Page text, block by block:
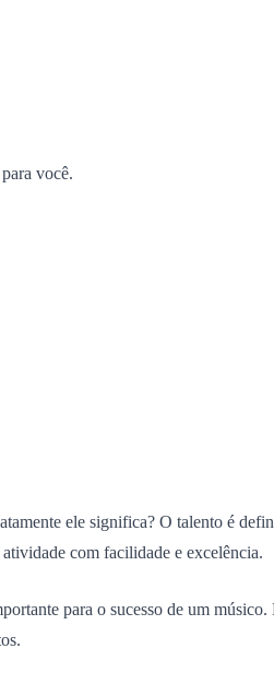
você.
ele significa? O talento é
com facilidade e excelência.
para o sucesso de um